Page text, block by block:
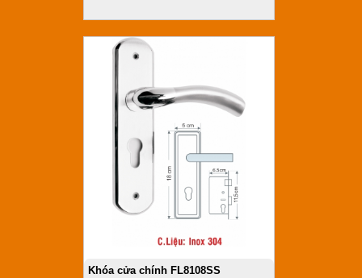
Khóa cửa chính FL8108SS